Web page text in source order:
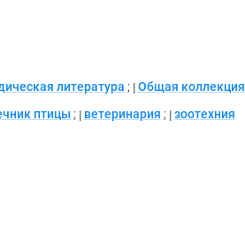
литература ; Общая коллекция
птицы ; ветеринария ; зоотехния